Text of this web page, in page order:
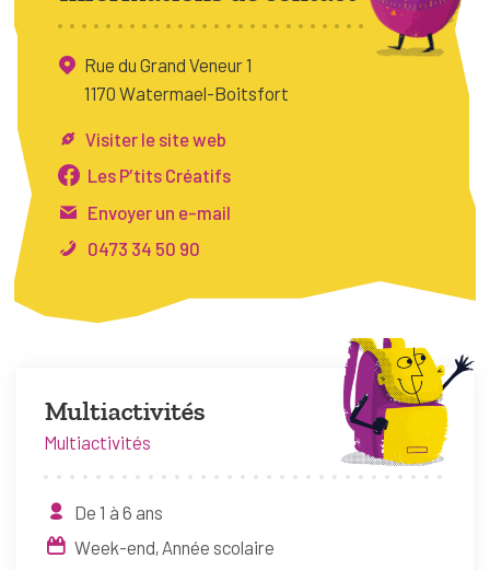
Trouver une activité
Espace pro
Multiactivités
Multiactivités
De 1 à 6 ans
Week-end Année scolaire
Rue du Grand Veneur 1
1170 Watermael-Boitsfort
Visiter le site web
Les P’tits Créatifs
Envoyer un e-mail
0473 34 50 90